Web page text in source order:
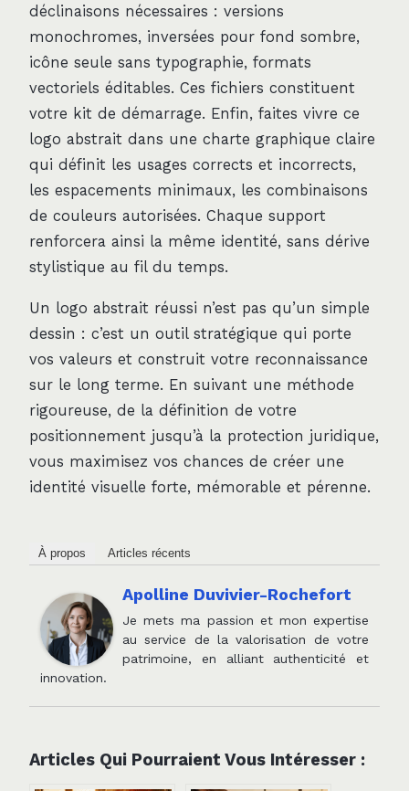
déclinaisons nécessaires : versions
monochromes, inversées pour fond sombre,
icône seule sans typographie, formats
vectoriels éditables. Ces fichiers constituent
votre kit de démarrage. Enfin, faites vivre ce
logo abstrait dans une charte graphique claire
qui définit les usages corrects et incorrects,
les espacements minimaux, les combinaisons
de couleurs autorisées. Chaque support
renforcera ainsi la même identité, sans dérive
stylistique au fil du temps.
Un logo abstrait réussi n’est pas qu’un simple
dessin : c’est un outil stratégique qui porte
vos valeurs et construit votre reconnaissance
sur le long terme. En suivant une méthode
rigoureuse, de la définition de votre
positionnement jusqu’à la protection juridique,
vous maximisez vos chances de créer une
identité visuelle forte, mémorable et pérenne.
À propos Articles récents
Apolline Duvivier-Rochefort
Je mets ma passion et mon expertise
au service de la valorisation de votre
patrimoine, en alliant authenticité et
innovation.
Articles Qui Pourraient Vous Intéresser :